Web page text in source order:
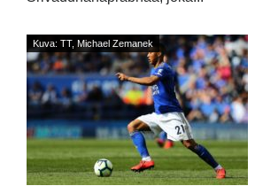
Kuva: TT, Michael Zemanek